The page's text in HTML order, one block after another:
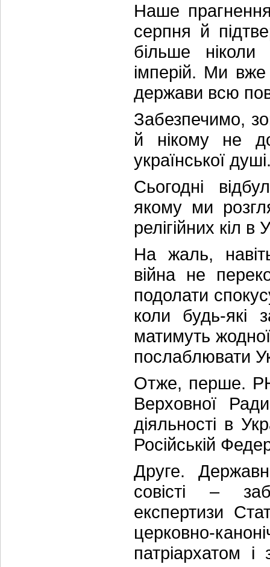
Наше
серпня й
більше
імперій. Ми
держави всю
Забезпечимо,
й нікому не
української
Сьогодні
якому ми
релігійних кіл
На жаль,
війна не
подолати
коли будь-які
матимуть
послаблювати
Отже, перше.
Верховної
діяльності в
Російській
Друге.
совісті –
експертизи
церковно-
патріархатом